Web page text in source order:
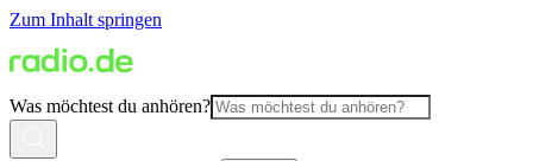
Zum Inhalt springen
Was möchtest du anhören?